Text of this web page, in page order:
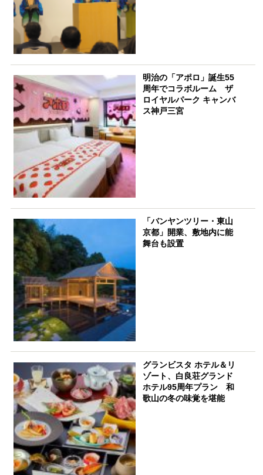
明治の「アポロ」誕生55
周年でコラボルーム ザ
ロイヤルパーク キャンバ
ス神戸三宮
「バンヤンツリー・東山
京都」開業、敷地内に能
舞台も設置
グランビスタ ホテル＆リ
ゾート、白良荘グランド
ホテル95周年プラン 和
歌山の冬の味覚を堪能